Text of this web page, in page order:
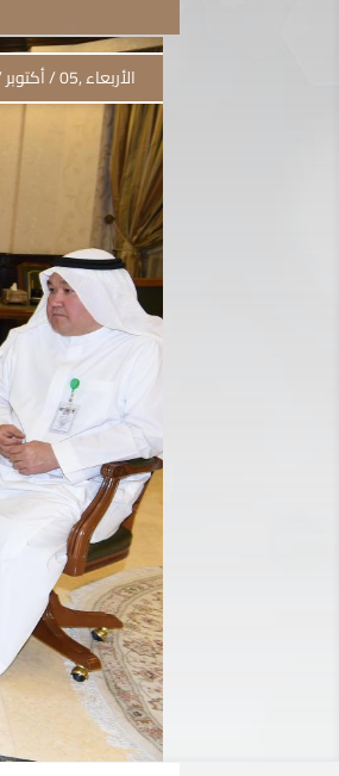
الأربعاء ,05 / أكتوبر / 2022